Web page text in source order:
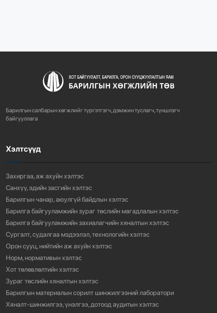
ХОТ БАЙГУУЛАЛТЫН ТУХАЙ ХУУЛИЙН
3 сарын өмнө
Барилгын салбарын хөгжлийг түргэтгэгч, дэмжин туслагч, түншлэгч
байгууллага
Хэлтсүүд
Захиргаа, аж ахуйн хэлтэс
Санхүү, эдийн засгийн хэлтэс
Барилгын чанар, аюулгүй байдлын хэлтэс
Барилга байгууламжийн зураг төслийн магадлалын хэлтэс
Барилга байгууламжийн захиалагчийн хяналтын хэлтэс
Сургалт, судалгаа мэдээлэл, технологийн хэлтэс
Орон сууц, нийтийн аж ахуйн хэлтэс
Норм, нормативын хэлтэс
Хот төлөвлөлтийн хэлтэс
Зураг төслийн хяналтын хэлтэс
Барилгын материалын сорилт шинжилгээний лаборатори
Хяналт-шинжилгээ, үнэлгээ, дотоод аудитын хэлтэс